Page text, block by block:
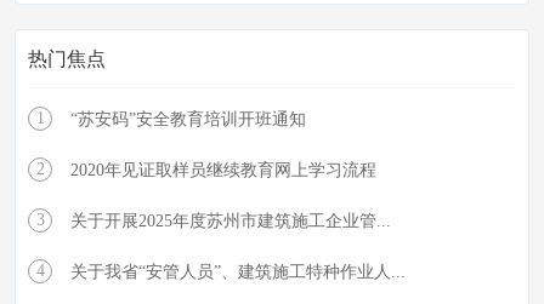
热门焦点
1 “苏安码”安全教育培训开班通知
2 2020年见证取样员继续教育网上学习流程
3 关于开展2025年度苏州市建筑施工企业管...
4 关于我省“安管人员”、建筑施工特种作业人...